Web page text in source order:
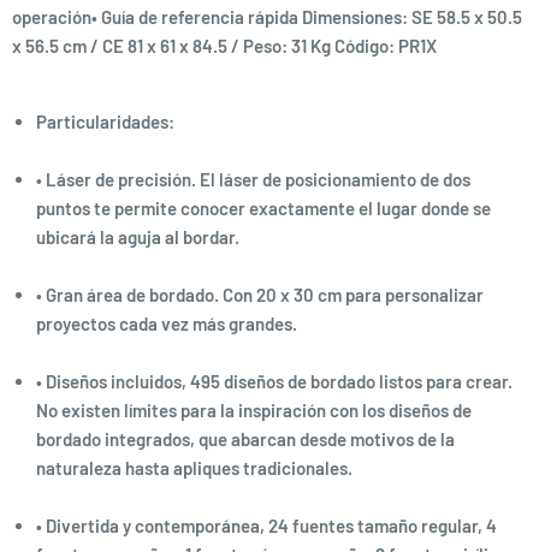
operación• Guía de referencia rápida Dimensiones: SE 58.5 x 50.5
x 56.5 cm / CE 81 x 61 x 84.5 / Peso: 31 Kg Código: PR1X
Particularidades:
• Láser de precisión. El láser de posicionamiento de dos
puntos te permite conocer exactamente el lugar donde se
ubicará la aguja al bordar.
• Gran área de bordado. Con 20 x 30 cm para personalizar
proyectos cada vez más grandes.
• Diseños incluidos, 495 diseños de bordado listos para crear.
No existen límites para la inspiración con los diseños de
bordado integrados, que abarcan desde motivos de la
naturaleza hasta apliques tradicionales.
• Divertida y contemporánea, 24 fuentes tamaño regular, 4